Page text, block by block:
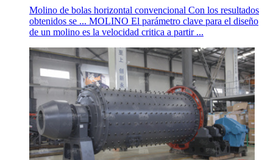
Molino de bolas horizontal convencional Con los resultados
obtenidos se ... MOLINO El parámetro clave para el diseño
de un molino es la velocidad critica a partir ...